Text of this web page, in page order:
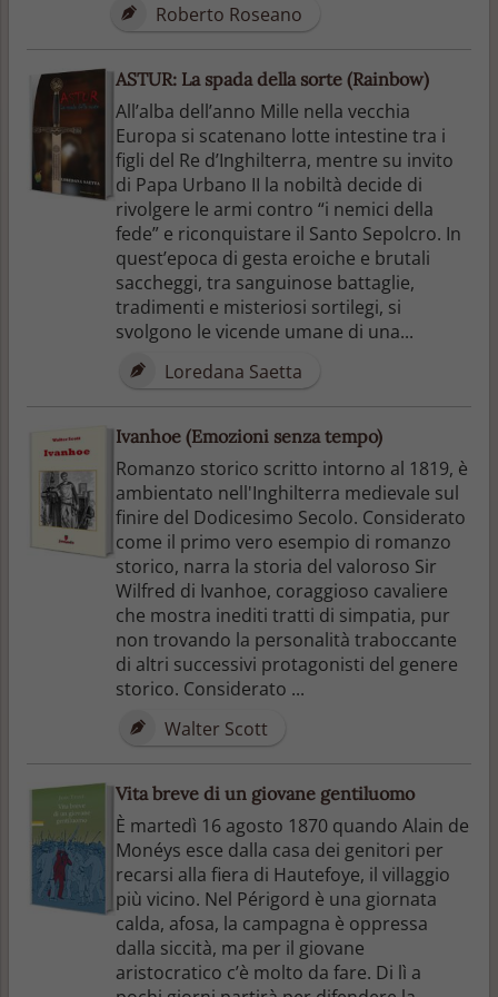
Roberto Roseano
ASTUR: La spada della sorte (Rainbow)
All’alba dell’anno Mille nella vecchia
Europa si scatenano lotte intestine tra i
figli del Re d’Inghilterra, mentre su invito
di Papa Urbano II la nobiltà decide di
rivolgere le armi contro “i nemici della
fede” e riconquistare il Santo Sepolcro. In
quest’epoca di gesta eroiche e brutali
saccheggi, tra sanguinose battaglie,
tradimenti e misteriosi sortilegi, si
svolgono le vicende umane di una...
Loredana Saetta
Ivanhoe (Emozioni senza tempo)
Romanzo storico scritto intorno al 1819, è
ambientato nell'Inghilterra medievale sul
finire del Dodicesimo Secolo. Considerato
come il primo vero esempio di romanzo
storico, narra la storia del valoroso Sir
Wilfred di Ivanhoe, coraggioso cavaliere
che mostra inediti tratti di simpatia, pur
non trovando la personalità traboccante
di altri successivi protagonisti del genere
storico. Considerato ...
Walter Scott
Vita breve di un giovane gentiluomo
È martedì 16 agosto 1870 quando Alain de
Monéys esce dalla casa dei genitori per
recarsi alla fiera di Hautefoye, il villaggio
più vicino. Nel Périgord è una giornata
calda, afosa, la campagna è oppressa
dalla siccità, ma per il giovane
aristocratico c’è molto da fare. Di lì a